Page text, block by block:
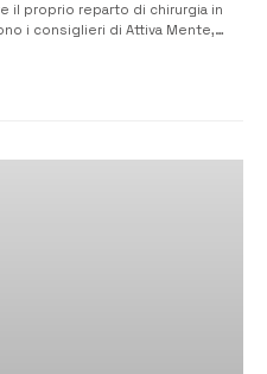
il proprio reparto di chirurgia in
i consiglieri di Attiva Mente,
a pioggia dopo l’attivazion...